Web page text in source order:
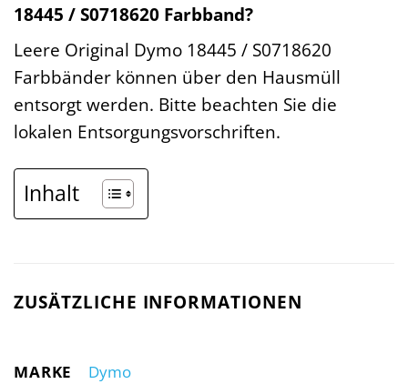
18445 / S0718620 Farbband?
Leere Original Dymo 18445 / S0718620
Farbbänder können über den Hausmüll
entsorgt werden. Bitte beachten Sie die
lokalen Entsorgungsvorschriften.
Inhalt
ZUSÄTZLICHE INFORMATIONEN
MARKE Dymo